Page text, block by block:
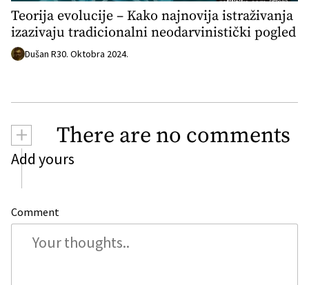
Teorija evolucije – Kako najnovija istraživanja
izazivaju tradicionalni neodarvinistički pogled
Dušan R30. Oktobra 2024.
+ There are no comments
Add yours
Comment